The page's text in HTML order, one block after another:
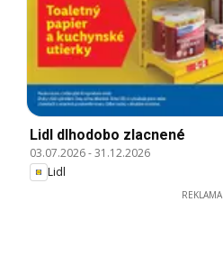
Lidl dlhodobo zlacnené
03.07.2026-31.12.2026
Lidl
REKLAMA